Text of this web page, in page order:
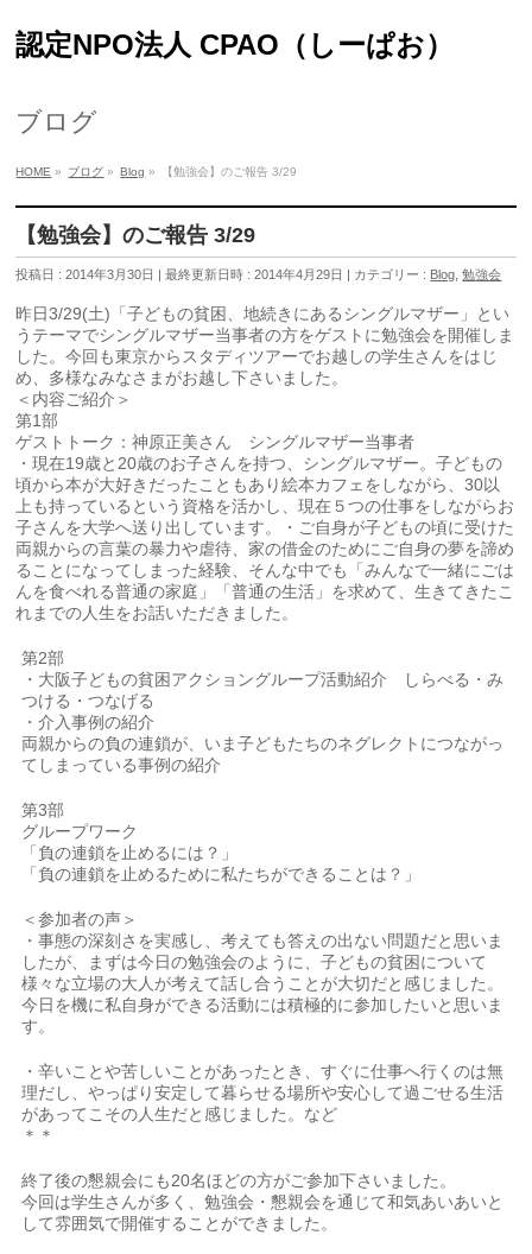
認定NPO法人 CPAO（しーぱお）
ブログ
HOME » ブログ » Blog » 【勉強会】のご報告 3/29
【勉強会】のご報告 3/29
投稿日 : 2014年3月30日 最終更新日時 : 2014年4月29日 カテゴリー : Blog ,勉強会
昨日3/29(土)「子どもの貧困、地続きにあるシングルマザー」とい
うテーマでシングルマザー当事者の方をゲストに勉強会を開催しま
した。今回も東京からスタディツアーでお越しの学生さんをはじ
め、多様なみなさまがお越し下さいました。
＜内容ご紹介＞
第1部
ゲストトーク：神原正美さん シングルマザー当事者
・現在19歳と20歳のお子さんを持つ、シングルマザー。子どもの
頃から本が大好きだったこともあり絵本カフェをしながら、30以
上も持っているという資格を活かし、現在５つの仕事をしながらお
子さんを大学へ送り出しています。・ご自身が子どもの頃に受けた
両親からの言葉の暴力や虐待、家の借金のためにご自身の夢を諦め
ることになってしまった経験、そんな中でも「みんなで一緒にごは
んを食べれる普通の家庭」「普通の生活」を求めて、生きてきたこ
れまでの人生をお話いただきました。
第2部
・大阪子どもの貧困アクショングループ活動紹介 しらべる・み
つける・つなげる
・介入事例の紹介
両親からの負の連鎖が、いま子どもたちのネグレクトにつながっ
てしまっている事例の紹介
第3部
グループワーク
「負の連鎖を止めるには？」
「負の連鎖を止めるために私たちができることは？」
＜参加者の声＞
・事態の深刻さを実感し、考えても答えの出ない問題だと思いま
したが、まずは今日の勉強会のように、子どもの貧困について
様々な立場の大人が考えて話し合うことが大切だと感じました。
今日を機に私自身ができる活動には積極的に参加したいと思いま
す。
・辛いことや苦しいことがあったとき、すぐに仕事へ行くのは無
理だし、やっぱり安定して暮らせる場所や安心して過ごせる生活
があってこその人生だと感じました。など
＊＊
終了後の懇親会にも20名ほどの方がご参加下さいました。
今回は学生さんが多く、勉強会・懇親会を通じて和気あいあいと
して雰囲気で開催することができました。